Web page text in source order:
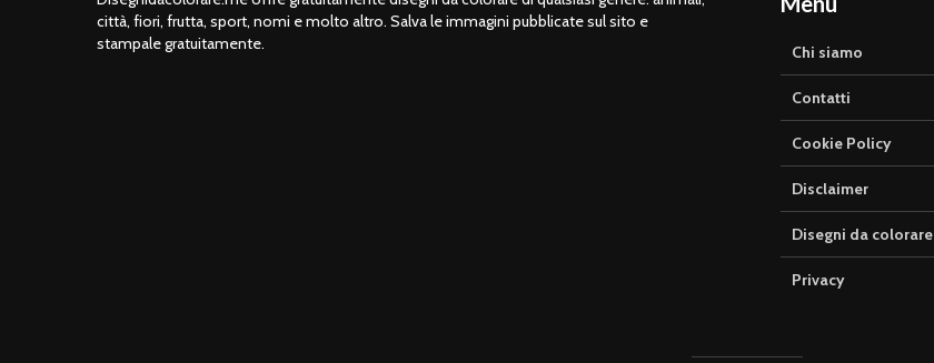
città, fiori, frutta, sport, nomi e molto altro. Salva le immagini pubblicate sul sito e
stampale gratuitamente.
Chi siamo
Contatti
Cookie Policy
Disclaimer
Disegni da colorare
Privacy